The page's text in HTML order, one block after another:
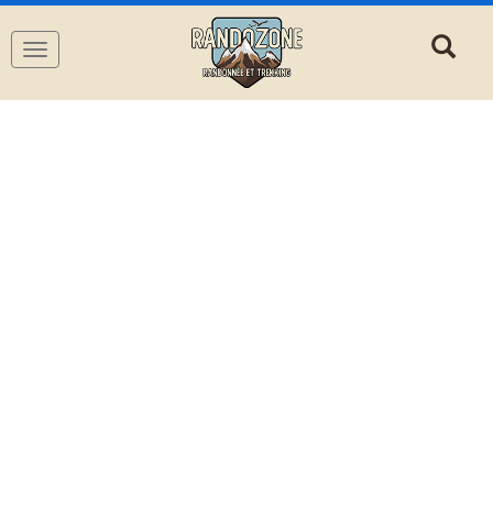
Navigation